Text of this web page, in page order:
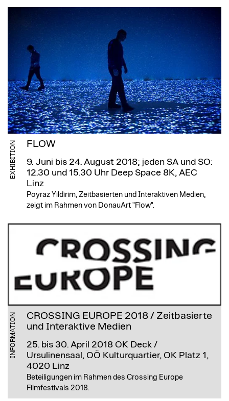
EXHIBITION FLOW
9. Juni bis 24. August 2018; jeden SA und SO:
12.30 und 15.30 Uhr Deep Space 8K, AEC
Linz
Poyraz Yildirim, Zeitbasierten und Interaktiven Medien,
zeigt im Rahmen von DonauArt "Flow".
INFORMATION
CROSSING EUROPE 2018 / Zeitbasierte
und Interaktive Medien
25. bis 30. April 2018 OK Deck /
Ursulinensaal, OÖ Kulturquartier, OK Platz 1,
4020 Linz
Beteiligungen im Rahmen des Crossing Europe
Filmfestivals 2018.